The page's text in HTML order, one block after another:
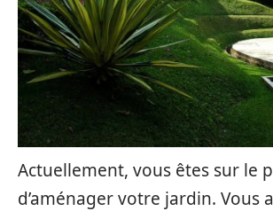
Actuellement, vous êtes sur le
d’aménager votre jardin. Vous